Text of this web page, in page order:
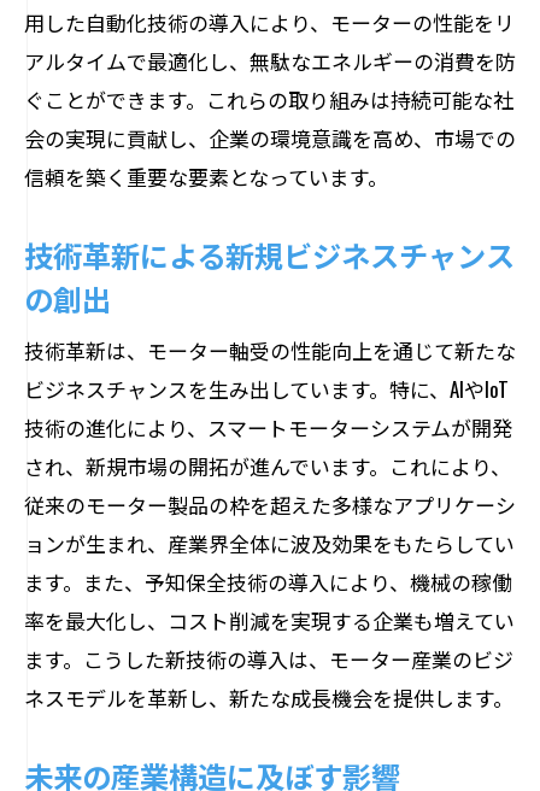
未来を切り開く革新技術の全貌
新たな市場を生む技術の可能性
産業の未来を支えるイノベーション
モーター軸受の進化が描く未来図
新しいビジネスモデルの創出
技術革新が導く持続可能な成長
用した自動化技術の導入により、モーターの性能をリ
アルタイムで最適化し、無駄なエネルギーの消費を防
ぐことができます。これらの取り組みは持続可能な社
会の実現に貢献し、企業の環境意識を高め、市場での
信頼を築く重要な要素となっています。
技術革新による新規ビジネスチャンス
の創出
技術革新は、モーター軸受の性能向上を通じて新たな
ビジネスチャンスを生み出しています。特に、AIやIoT
技術の進化により、スマートモーターシステムが開発
され、新規市場の開拓が進んでいます。これにより、
従来のモーター製品の枠を超えた多様なアプリケーシ
ョンが生まれ、産業界全体に波及効果をもたらしてい
ます。また、予知保全技術の導入により、機械の稼働
率を最大化し、コスト削減を実現する企業も増えてい
ます。こうした新技術の導入は、モーター産業のビジ
ネスモデルを革新し、新たな成長機会を提供します。
未来の産業構造に及ぼす影響